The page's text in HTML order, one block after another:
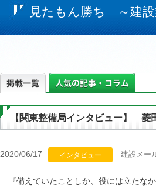
見たもん勝ち ～建設
【関東整備局インタビュー】 菱
2020/06/17 インタビュー 建設メー
『備えていたことしか、役には立たな